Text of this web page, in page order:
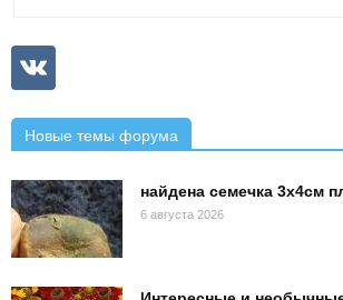
Новые темы форума
найдена семечка 3х4см
6 августа 2026